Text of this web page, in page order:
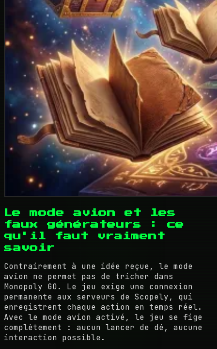
Le mode avion et les
faux générateurs : ce
qu'il faut vraiment
savoir
Contrairement à une idée reçue, le mode
avion ne permet pas de tricher dans
Monopoly GO. Le jeu exige une connexion
permanente aux serveurs de Scopely, qui
enregistrent chaque action en temps réel.
Avec le mode avion activé, le jeu se fige
complètement : aucun lancer de dé, aucune
interaction possible.